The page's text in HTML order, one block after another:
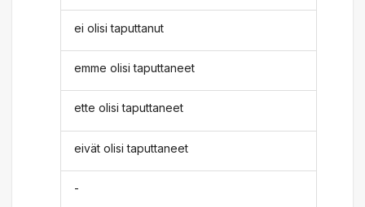
ei olisi taputtanut
emme olisi taputtaneet
ette olisi taputtaneet
eivät olisi taputtaneet
-